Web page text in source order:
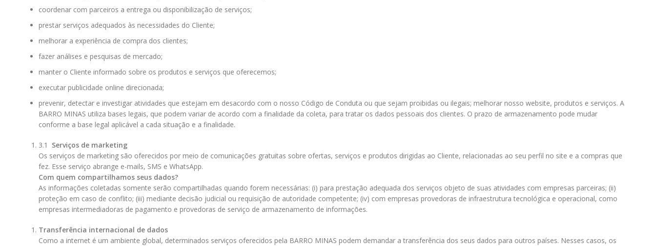
coordenar com parceiros a entrega ou disponibilização de serviços;
prestar serviços adequados às necessidades do Cliente;
melhorar a experiência de compra dos clientes;
fazer análises e pesquisas de mercado;
manter o Cliente informado sobre os produtos e serviços que oferecemos;
executar publicidade online direcionada;
prevenir, detectar e investigar atividades que estejam em desacordo com o nosso Código de Conduta ou que sejam proibidas ou ilegais; melhorar nosso website, produtos e serviços. A
BARRO MINAS utiliza bases legais, que podem variar de acordo com a finalidade da coleta, para tratar os dados pessoais dos clientes. O prazo de armazenamento pode mudar
conforme a base legal aplicável a cada situação e a finalidade.
3.1 Serviços de marketing
Os serviços de marketing são oferecidos por meio de comunicações gratuitas sobre ofertas, serviços e produtos dirigidas ao Cliente, relacionadas ao seu perfil no site e a compras que
fez. Esse serviço abrange e-mails, SMS e WhatsApp.
Com quem compartilhamos seus dados?
As informações coletadas somente serão compartilhadas quando forem necessárias: (i) para prestação adequada dos serviços objeto de suas atividades com empresas parceiras; (ii)
proteção em caso de conflito; (iii) mediante decisão judicial ou requisição de autoridade competente; (iv) com empresas provedoras de infraestrutura tecnológica e operacional, como
empresas intermediadoras de pagamento e provedoras de serviço de armazenamento de informações.
Transferência internacional de dados
Como a internet é um ambiente global, determinados serviços oferecidos pela BARRO MINAS podem demandar a transferência dos seus dados para outros países. Nesses casos, os